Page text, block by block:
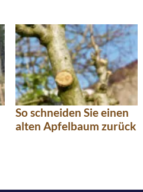
So schneiden Sie einen
alten Apfelbaum zurück